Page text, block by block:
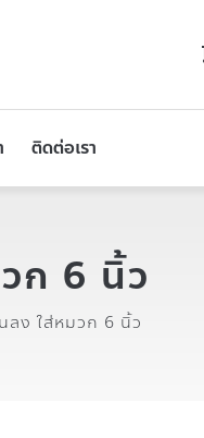
ติดต่อเรา
ก 6 นิ้ว
ลง ใส่หมวก 6 นิ้ว